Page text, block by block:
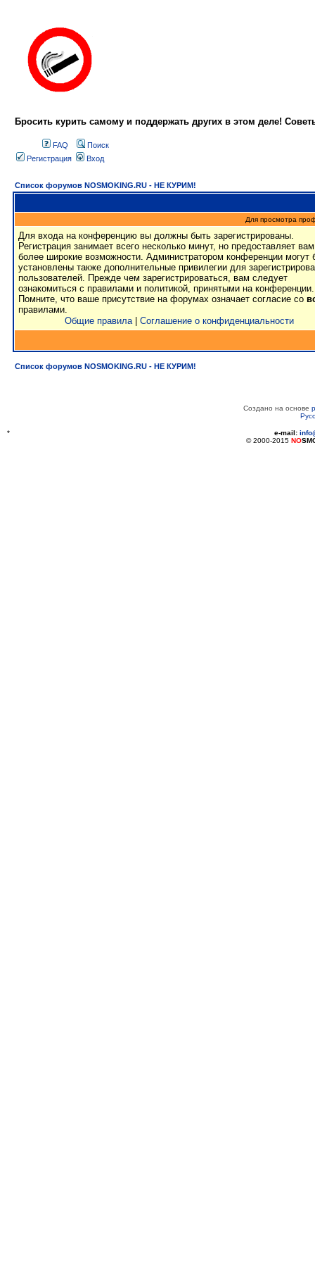
Бросить курить самому и поддержать других в этом деле!
FAQ
Поиск
Регистрация
Вход
Список форумов NOSMOKING.RU - НЕ КУРИМ!
Для просмотра
Для входа на конференцию вы должны быть зарегистрированы.
Регистрация занимает всего несколько минут, но предоставляет вам
более широкие возможности. Администратором конференции могут
установлены также дополнительные привилегии для
пользователей. Прежде чем зарегистрироваться, вам следует
ознакомиться с правилами и политикой, принятыми на конференции.
Помните, что ваше присутствие на форумах означает согласие со
правилами.
Общие правила| Соглашение о конфиденциальности
Список форумов NOSMOKING.RU - НЕ КУРИМ!
Создано на основе
* e-mail:
© 2000-2015 NO